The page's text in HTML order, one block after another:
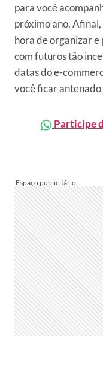
para você
próximo ano.
hora de organizar
com futuros tão
datas do e-
você ficar
Participe